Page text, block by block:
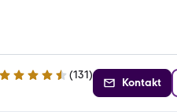
4.3 Sterne (131)
Kontakt